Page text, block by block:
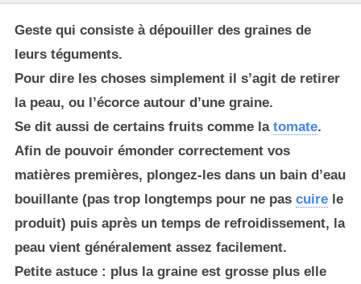
Geste qui consiste à dépouiller des graines de
leurs téguments.
Pour dire les choses simplement il s’agit de retirer
la peau, ou l’écorce autour d’une graine.
Se dit aussi de certains fruits comme la tomate.
Afin de pouvoir émonder correctement vos
matières premières, plongez-les dans un bain d’eau
bouillante (pas trop longtemps pour ne pas cuire le
produit) puis après un temps de refroidissement, la
peau vient généralement assez facilement.
Petite astuce : plus la graine est grosse plus elle